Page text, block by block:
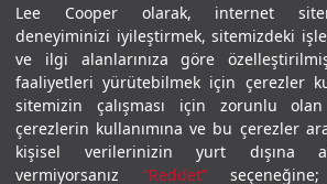
Lee Cooper olarak, internet
deneyiminizi iyileştirmek, sitemizdeki
ve ilgi alanlarınıza göre
faaliyetleri yürütebilmek için çerezler
sitemizin çalışması için zorunlu olan
çerezlerin kullanımına ve bu çerezler
kişisel verilerinizin yurt dışına
vermiyorsanız “Reddet”
Gizlilik PolitikasıÇerez Politikası KVKK Aydınlatma
© 2026 Leecooper - Tüm Hakları